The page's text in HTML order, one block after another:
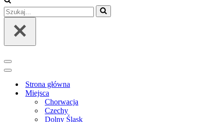
Szukaj...
Menu
nawigacji
Menu
nawigacjiStrona główna
Miejsca
Chorwacja
Czechy
Dolny Śląsk